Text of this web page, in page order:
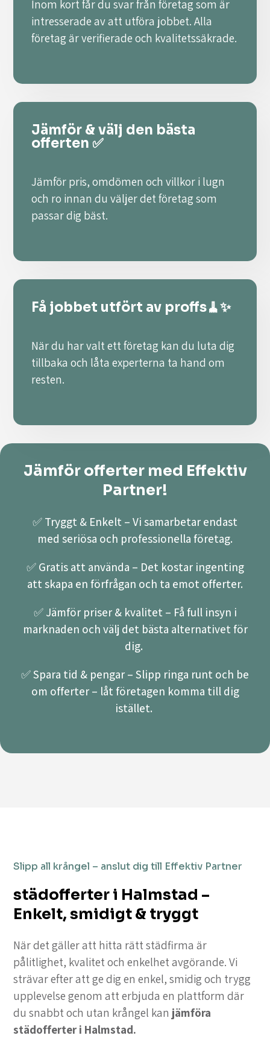
Inom kort får du svar från företag som är
intresserade av att utföra jobbet. Alla
företag är verifierade och kvalitetssäkrade.
Jämför & välj den bästa
offerten ✅
Jämför pris, omdömen och villkor i lugn
och ro innan du väljer det företag som
passar dig bäst.
Få jobbet utfört av proffs🧹✨
När du har valt ett företag kan du luta dig
tillbaka och låta experterna ta hand om
resten.
Jämför offerter med Effektiv
Partner!
✅ Tryggt & Enkelt – Vi samarbetar endast
med seriösa och professionella företag.
✅ Gratis att använda – Det kostar ingenting
att skapa en förfrågan och ta emot offerter.
✅ Jämför priser & kvalitet – Få full insyn i
marknaden och välj det bästa alternativet för
dig.
✅ Spara tid & pengar – Slipp ringa runt och be
om offerter – låt företagen komma till dig
istället.
Slipp all krångel – anslut dig till Effektiv Partner
städofferter i Halmstad –
Enkelt, smidigt & tryggt
När det gäller att hitta rätt städfirma är
pålitlighet, kvalitet och enkelhet avgörande. Vi
strävar efter att ge dig en enkel, smidig och trygg
upplevelse genom att erbjuda en plattform där
du snabbt och utan krångel kan jämföra
städofferter i Halmstad.